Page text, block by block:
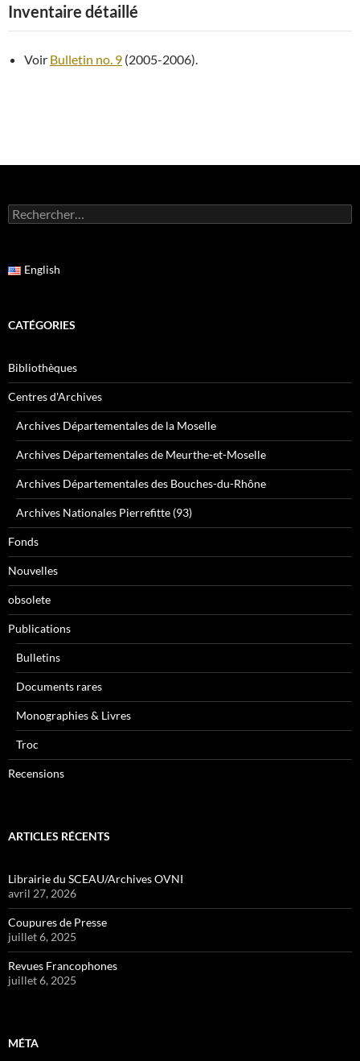
Inventaire détaillé
Voir Bulletin no. 9 (2005-2006).
Rechercher :
English
CATÉGORIES
Bibliothèques
Centres d'Archives
Archives Départementales de la Moselle
Archives Départementales de Meurthe-et-Moselle
Archives Départementales des Bouches-du-Rhône
Archives Nationales Pierrefitte (93)
Fonds
Nouvelles
obsolete
Publications
Bulletins
Documents rares
Monographies & Livres
Troc
Recensions
ARTICLES RÉCENTS
Librairie du SCEAU/Archives OVNI
avril 27, 2026
Coupures de Presse
juillet 6, 2025
Revues Francophones
juillet 6, 2025
MÉTA